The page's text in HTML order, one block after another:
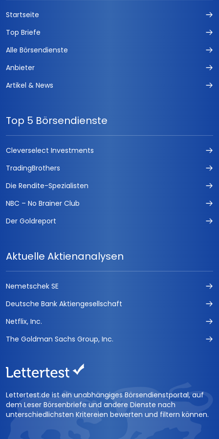
Der Privatinvestor
Forex Trading Signale
Der Parseval
FUCHS-KAPITALANLAGEN
DAX Index Daytrading
trading kompakt
TradersJournal
Die Termin-Börse
CFD Daytrading
EMERGING MARKETS INVESTOR
FUCHS Geldanlagebuch 2016
Startseite
Top Briefe
Alle Börsendienste
Anbieter
Artikel & News
Top 5 Börsendienste
Cleverselect Investments
TradingBrothers
Die Rendite-Spezialisten
NBC – No Brainer Club
Der Goldreport
Aktuelle Aktienanalysen
Nemetschek SE
Deutsche Bank Aktiengesellschaft
Netflix, Inc.
The Goldman Sachs Group, Inc.
Lettertest.de ist ein unabhängiges Börsendienstportal, auf
dem Leser Börsenbriefe und andere Dienste nach
unterschiedlichsten Kritereien bewerten und filtern können.